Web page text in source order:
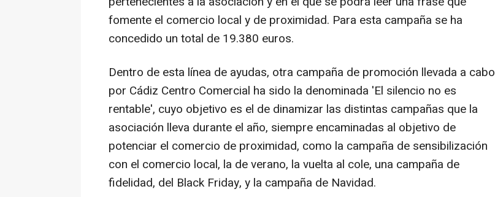
fomente el comercio local y de proximidad. Para esta campaña se ha
concedido un total de 19.380 euros.
Dentro de esta línea de ayudas, otra campaña de promoción llevada a cabo
por Cádiz Centro Comercial ha sido la denominada 'El silencio no es
rentable', cuyo objetivo es el de dinamizar las distintas campañas que la
asociación lleva durante el año, siempre encaminadas al objetivo de
potenciar el comercio de proximidad, como la campaña de sensibilización
con el comercio local, la de verano, la vuelta al cole, una campaña de
fidelidad, del Black Friday, y la campaña de Navidad.